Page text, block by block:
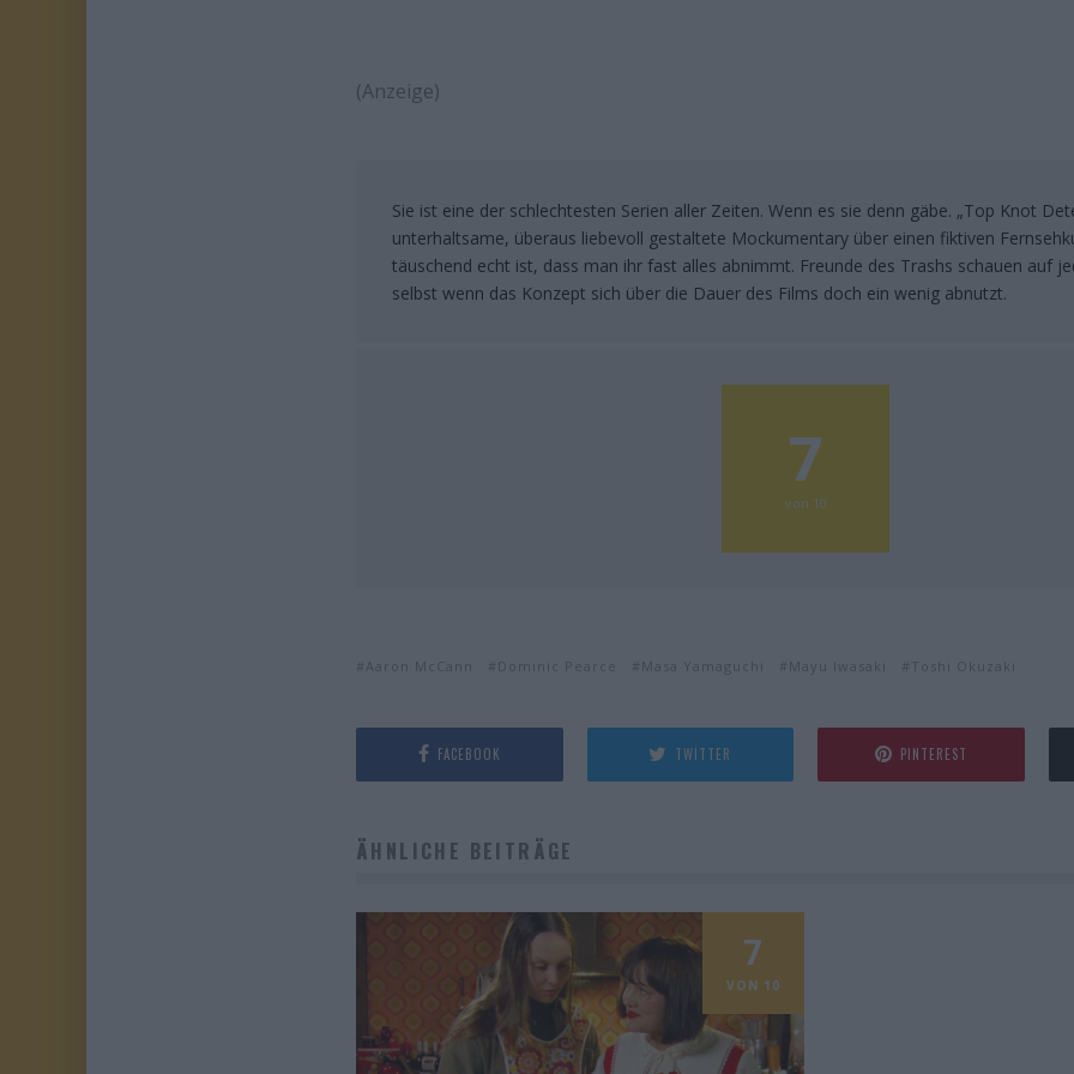
(Anzeige)
Sie ist eine der schlechtesten Serien aller Zeiten. Wenn es sie denn gäbe. „Top Knot
unterhaltsame, überaus liebevoll gestaltete Mockumentary über einen fiktiven
täuschend echt ist, dass man ihr fast alles abnimmt. Freunde des Trashs schauen auf
selbst wenn das Konzept sich über die Dauer des Films doch ein wenig abnutzt.
7
von 10
Aaron McCann Dominic Pearce Masa Yamaguchi Mayu Iwasaki Toshi Okuzaki
FACEBOOK TWITTER PINTEREST
ÄHNLICHE BEITRÄGE
7
VON 10